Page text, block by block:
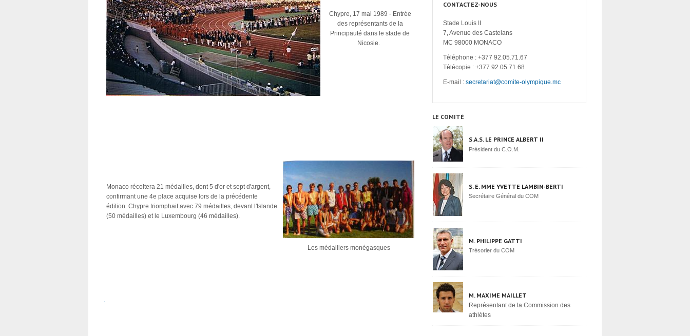
Chypre, 17 mai 1989 - Entrée
des représentants de la
Principauté dans le stade de
Nicosie.
Monaco récoltera 21 médailles, dont 5 d'or et sept d'argent,
confirmant une 4e place acquise lors de la précédente
édition. Chypre triomphait avec 79 médailles, devant l'Islande
(50 médailles) et le Luxembourg (46 médailles).
Les médaillers monégasques
.
CONTACTEZ-NOUS
Stade Louis II
7, Avenue des Castelans
MC 98000 MONACO
Téléphone : +377 92.05.71.67
Télécopie : +377 92.05.71.68
E-mail : secretariat@comite-olympique.mc
LE COMITÉ
S.A.S. LE PRINCE ALBERT II
Président du C.O.M.
S. E. MME YVETTE LAMBIN-BERTI
Secrétaire Général du COM
M. PHILIPPE GATTI
Trésorier du COM
M. MAXIME MAILLET
Représentant de la Commission des
athlètes